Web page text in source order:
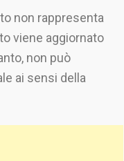
non rappresenta
viene aggiornato
non può
ai sensi della